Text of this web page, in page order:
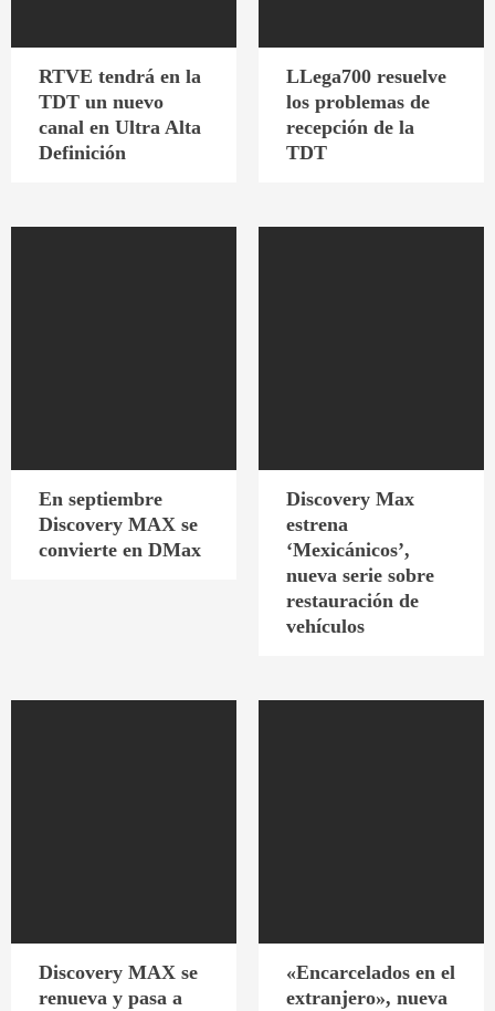
RTVE tendrá en la
TDT un nuevo
canal en Ultra Alta
Definición
LLega700 resuelve
los problemas de
recepción de la
TDT
En septiembre
Discovery MAX se
convierte en DMax
Discovery Max
estrena
‘Mexicánicos’,
nueva serie sobre
restauración de
vehículos
Discovery MAX se
renueva y pasa a
«Encarcelados en el
extranjero», nueva